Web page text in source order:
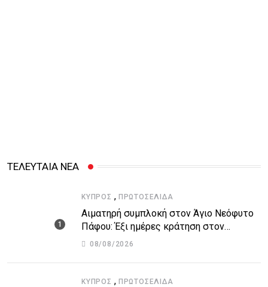
ΤΕΛΕΥΤΑΙΑ ΝΕΑ
ΚΎΠΡΟΣ , ΠΡΩΤΟΣΈΛΙΔΑ
Αιματηρή συμπλοκή στον Άγιο Νεόφυτο
Πάφου: Έξι ημέρες κράτηση στον
51χρονο μοναχό
08/08/2026
ΚΎΠΡΟΣ , ΠΡΩΤΟΣΈΛΙΔΑ